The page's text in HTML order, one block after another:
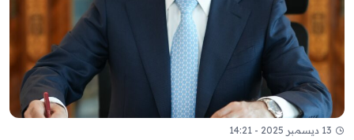
13 ديسمبر 2025 - 14:21